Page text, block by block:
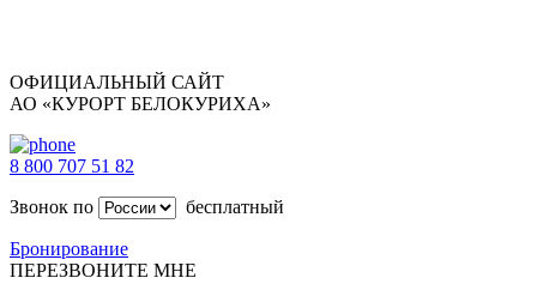
ОФИЦИАЛЬНЫЙ САЙТ
АО «КУРОРТ БЕЛОКУРИХА»
8 800 707 51 82
Звонок по
бесплатный
Бронирование
ПЕРЕЗВОНИТЕ МНЕ